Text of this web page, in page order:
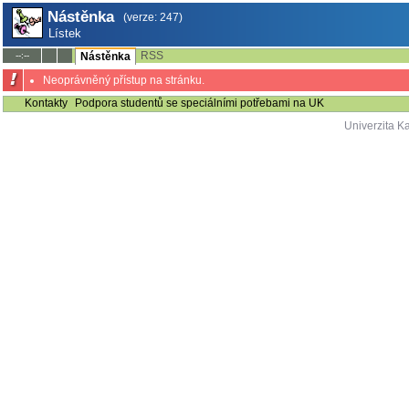
Nástěnka (verze: 247)
Lístek
--:-- Nástěnka
RSS
Neoprávněný přístup na stránku.
Kontakty
Podpora studentů se speciálními potřebami na UK
Univerzita